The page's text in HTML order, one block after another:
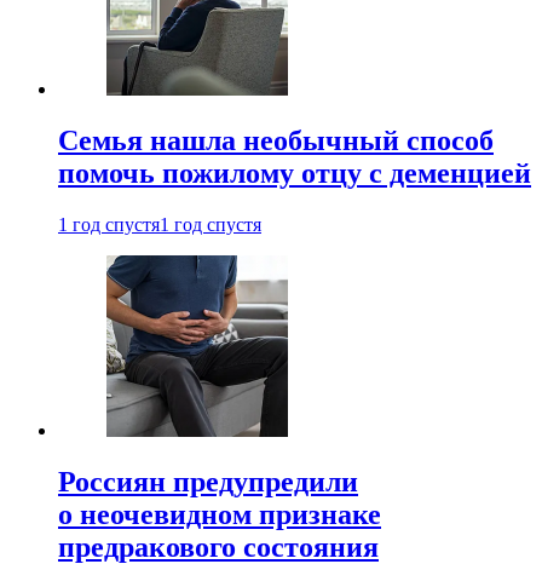
Семья нашла необычный способ
помочь пожилому отцу с деменцией
1 год спустя1 год спустя
Россиян предупредили
о неочевидном признаке
предракового состояния